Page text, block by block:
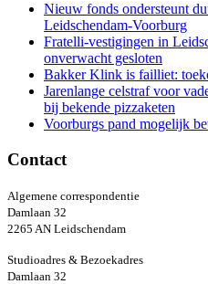
Nieuw fonds ondersteunt
Leidschendam-Voorburg
Fratelli-vestigingen in
onverwacht gesloten
Bakker Klink is failliet:
Jarenlange celstraf voor
bij bekende pizzaketen
Voorburgs pand mogelijk
Contact
Algemene correspondentie
Damlaan 32
2265 AN Leidschendam
Studioadres & Bezoekadres
Damlaan 32